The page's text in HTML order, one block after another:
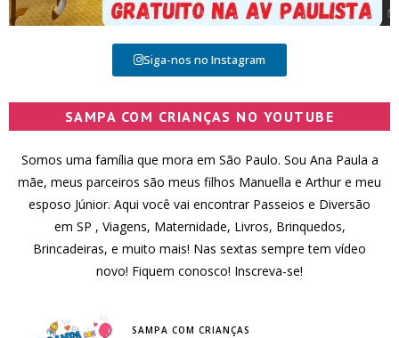
Siga-nos no Instagram
SAMPA COM CRIANÇAS NO YOUTUBE
Somos uma família que mora em São Paulo. Sou Ana Paula a
mãe, meus parceiros são meus filhos Manuella e Arthur e meu
esposo Júnior. Aqui você vai encontrar Passeios e Diversão
em SP , Viagens, Maternidade, Livros, Brinquedos,
Brincadeiras, e muito mais! Nas sextas sempre tem vídeo
novo! Fiquem conosco! Inscreva-se!
SAMPA COM CRIANÇAS